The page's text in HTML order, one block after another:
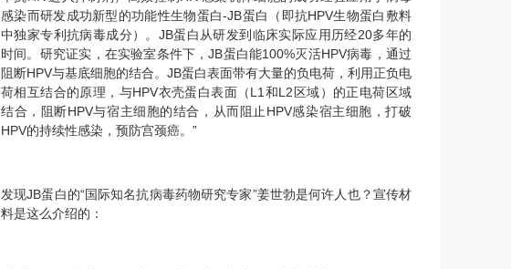
感染而研发成功新型的功能性生物蛋白-JB蛋白（即抗HPV生物蛋白敷料
中独家专利抗病毒成分）。JB蛋白从研发到临床实际应用历经20多年的
时间。研究证实，在实验室条件下，JB蛋白能100%灭活HPV病毒，通过
阻断HPV与基底细胞的结合。JB蛋白表面带有大量的负电荷，利用正负电
荷相互结合的原理，与HPV衣壳蛋白表面（L1和L2区域）的正电荷区域
结合，阻断HPV与宿主细胞的结合，从而阻止HPV感染宿主细胞，打破
HPV的持续性感染，预防宫颈癌。”
发现JB蛋白的“国际知名抗病毒药物研究专家”姜世勃是何许人也？宣传材
料是这么介绍的：